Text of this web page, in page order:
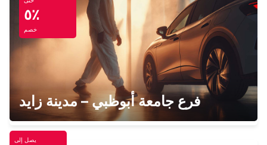
HEILBRONN
HEILBRONN - GERMANY
SCHWAEBISCH HALL
SCHWAEBISCH HALL - GERMANY
٥٪
خصم
فرع جامعة أبوظبي – مدينة زايد
يصل إلى